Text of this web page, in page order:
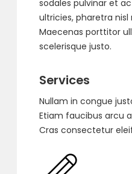
sodales pulvinar et
ultricies, pharetra
Maecenas porttitor
scelerisque justo.
Services
Nullam in congue
Etiam faucibus arcu
Cras consectetur